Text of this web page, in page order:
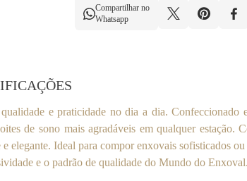
Compartilhar no
Whatsapp
e praticidade no dia a dia. Confeccionado
de sono mais agradáveis em qualquer estação.
elegante. Ideal para compor enxovais sofisticados
e o padrão de qualidade do Mundo do Enxoval.